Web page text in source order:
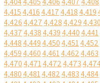
4,4154,4164,4174,4184,419
4,4264,4274,4284,4294,430
4,4374,4384,4394,4404,441
4,4484,4494,4504,4514,452
4,4594,4604,4614,4624,463
4,4704,4714,4724,473
4,4804,4814,4824,4834,484